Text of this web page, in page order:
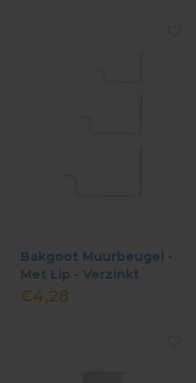
Bakgoot Muurbeugel -
Met Lip - Verzinkt
€4,28